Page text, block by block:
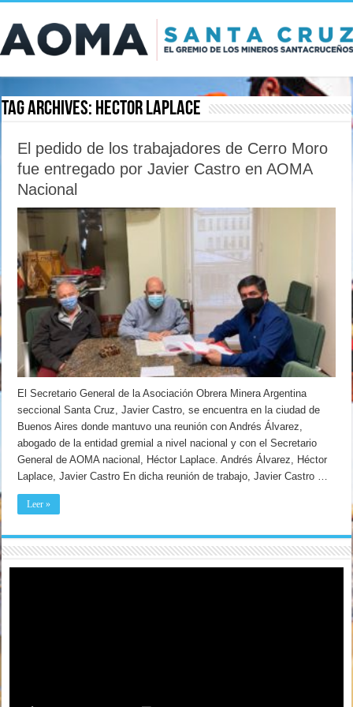
Tag Archives: Hector Laplace
El pedido de los trabajadores de Cerro Moro
fue entregado por Javier Castro en AOMA
Nacional
El Secretario General de la Asociación Obrera Minera Argentina
seccional Santa Cruz, Javier Castro, se encuentra en la ciudad de
Buenos Aires donde mantuvo una reunión con Andrés Álvarez,
abogado de la entidad gremial a nivel nacional y con el Secretario
General de AOMA nacional, Héctor Laplace. Andrés Álvarez, Héctor
Laplace, Javier Castro En dicha reunión de trabajo, Javier Castro …
Leer »